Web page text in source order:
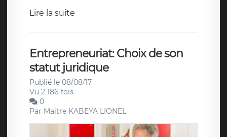
Lire la suite
Entrepreneuriat: Choix de son
statut juridique
Publié le 08/08/17
Vu 2 186 fois
0
Par Maitre KABEYA LIONEL